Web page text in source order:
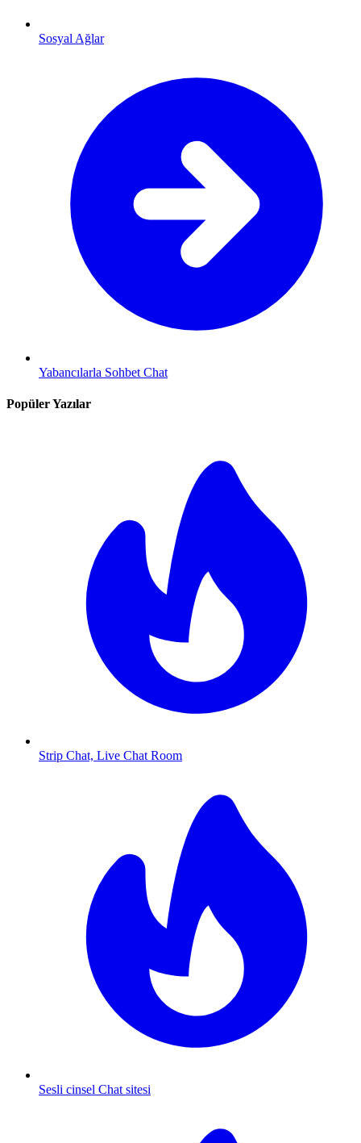
Sosyal Ağlar
Yabancılarla Sohbet Chat
Popüler Yazılar
Strip Chat, Live Chat Room
Sesli cinsel Chat sitesi